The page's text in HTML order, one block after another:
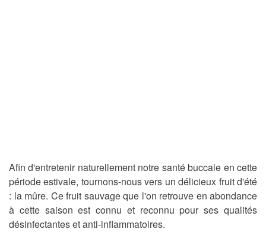
Afin d'entretenir naturellement notre santé buccale en cette
période estivale, tournons-nous vers un délicieux fruit d'été
: la mûre. Ce fruit sauvage que l'on retrouve en abondance
à cette saison est connu et reconnu pour ses qualités
désinfectantes et anti-inflammatoires.